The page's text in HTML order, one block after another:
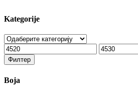
Kategorije
Минимална
цена
Максимална
цена
Филтер
Boja